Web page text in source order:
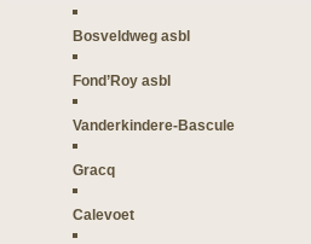
Bosveldweg asbl
Fond’Roy asbl
Vanderkindere-Bascule
Gracq
Calevoet